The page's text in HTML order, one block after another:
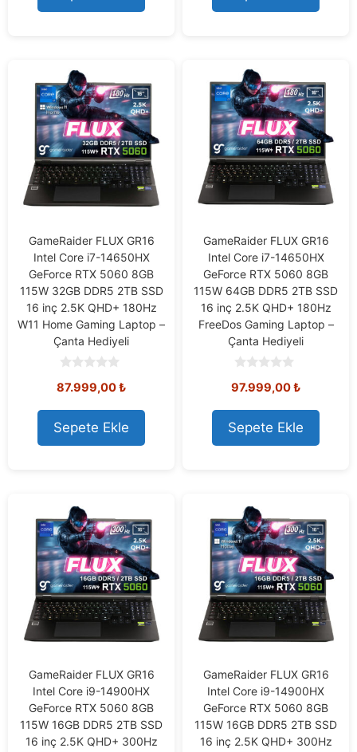
5
5
GameRaider FLUX GR16
Intel Core i7-14650HX
GeForce RTX 5060 8GB
115W 32GB DDR5 2TB SSD
16 inç 2.5K QHD+ 180Hz
W11 Home Gaming Laptop –
Çanta Hediyeli
o
t
o
f
5
87.999,00₺
Sepete Ekle
GameRaider FLUX GR16
Intel Core i7-14650HX
GeForce RTX 5060 8GB
115W 64GB DDR5 2TB SSD
16 inç 2.5K QHD+ 180Hz
FreeDos Gaming Laptop –
Çanta Hediyeli
o
t
o
f
5
97.999,00₺
Sepete Ekle
GameRaider FLUX GR16
Intel Core i9-14900HX
GeForce RTX 5060 8GB
115W 16GB DDR5 2TB SSD
16 inç 2.5K QHD+ 300Hz
GameRaider FLUX GR16
Intel Core i9-14900HX
GeForce RTX 5060 8GB
115W 16GB DDR5 2TB SSD
16 inç 2.5K QHD+ 300Hz